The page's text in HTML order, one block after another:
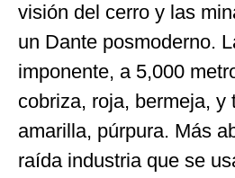
visión del cerro y las
un Dante posmoderno.
imponente, a 5,000
cobriza, roja, bermeja, y
amarilla, púrpura. Más
raída industria que se